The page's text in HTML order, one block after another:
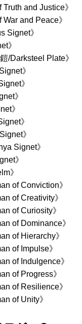
and Justice》
and Peace》
Signet》
》
/Darksteel Plate》
》
》
》
》
》
》
Signet》
》
》
of Conviction》
of Creativity》
of Curiosity》
of Dominance》
of Hierarchy》
of Impulse》
of Indulgence》
of Progress》
of Resilience》
of Unity》